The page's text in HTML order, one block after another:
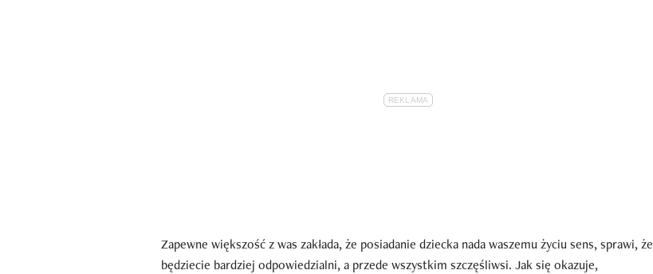
Zapewne większość z was zakłada, że posiadanie dziecka nada waszemu życiu sens, sprawi, że
będziecie bardziej odpowiedzialni, a przede wszystkim szczęśliwsi. Jak się okazuje,